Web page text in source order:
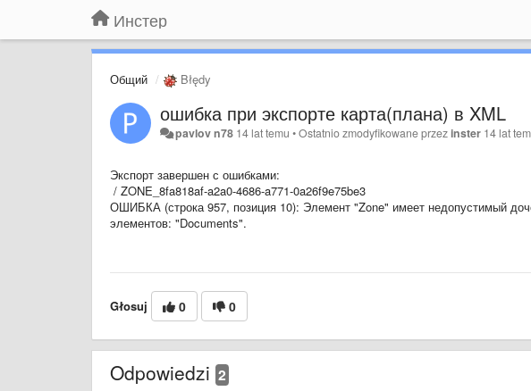
Инстер
Общий Błędy
ошибка при экспорте карта(плана) в XML
pavlov n78 14 lat temu •Ostatnio zmodyfikowane przezinster 14 lat
Экспорт завершен с ошибками:
/ ZONE_8fa818af-a2a0-4686-a771-0a26f9e75be3
ОШИБКА (строка 957, позиция 10): Элемент "Zone" имеет недопустимый
элементов: "Documents".
Głosuj 0 0
Odpowiedzi 2